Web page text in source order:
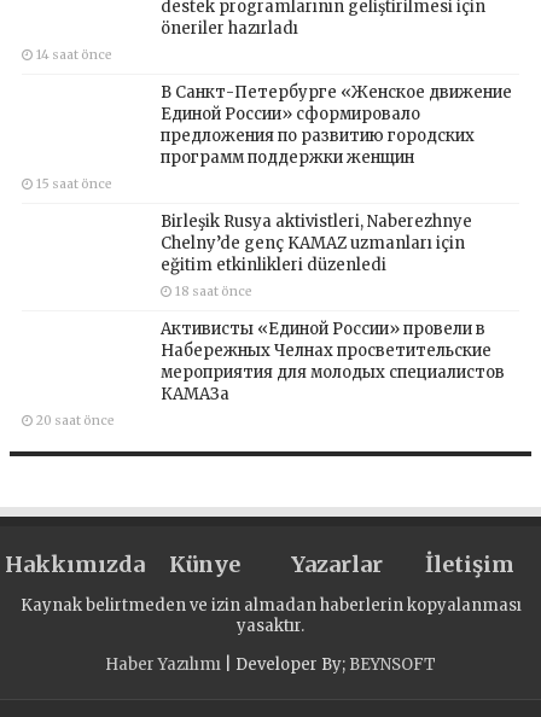
destek programlarının geliştirilmesi için
öneriler hazırladı
14 saat önce
В Санкт-Петербурге «Женское движение
Единой России» сформировало
предложения по развитию городских
программ поддержки женщин
15 saat önce
Birleşik Rusya aktivistleri, Naberezhnye
Chelny’de genç KAMAZ uzmanları için
eğitim etkinlikleri düzenledi
18 saat önce
Активисты «Единой России» провели в
Набережных Челнах просветительские
мероприятия для молодых специалистов
КАМАЗа
20 saat önce
Hakkımızda Künye Yazarlar İletişim
Kaynak belirtmeden ve izin almadan haberlerin kopyalanması
yasaktır.
Haber Yazılımı | Developer By; BEYNSOFT